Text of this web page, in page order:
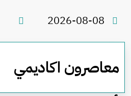
2026-08-08
معاصرون اكاديمي